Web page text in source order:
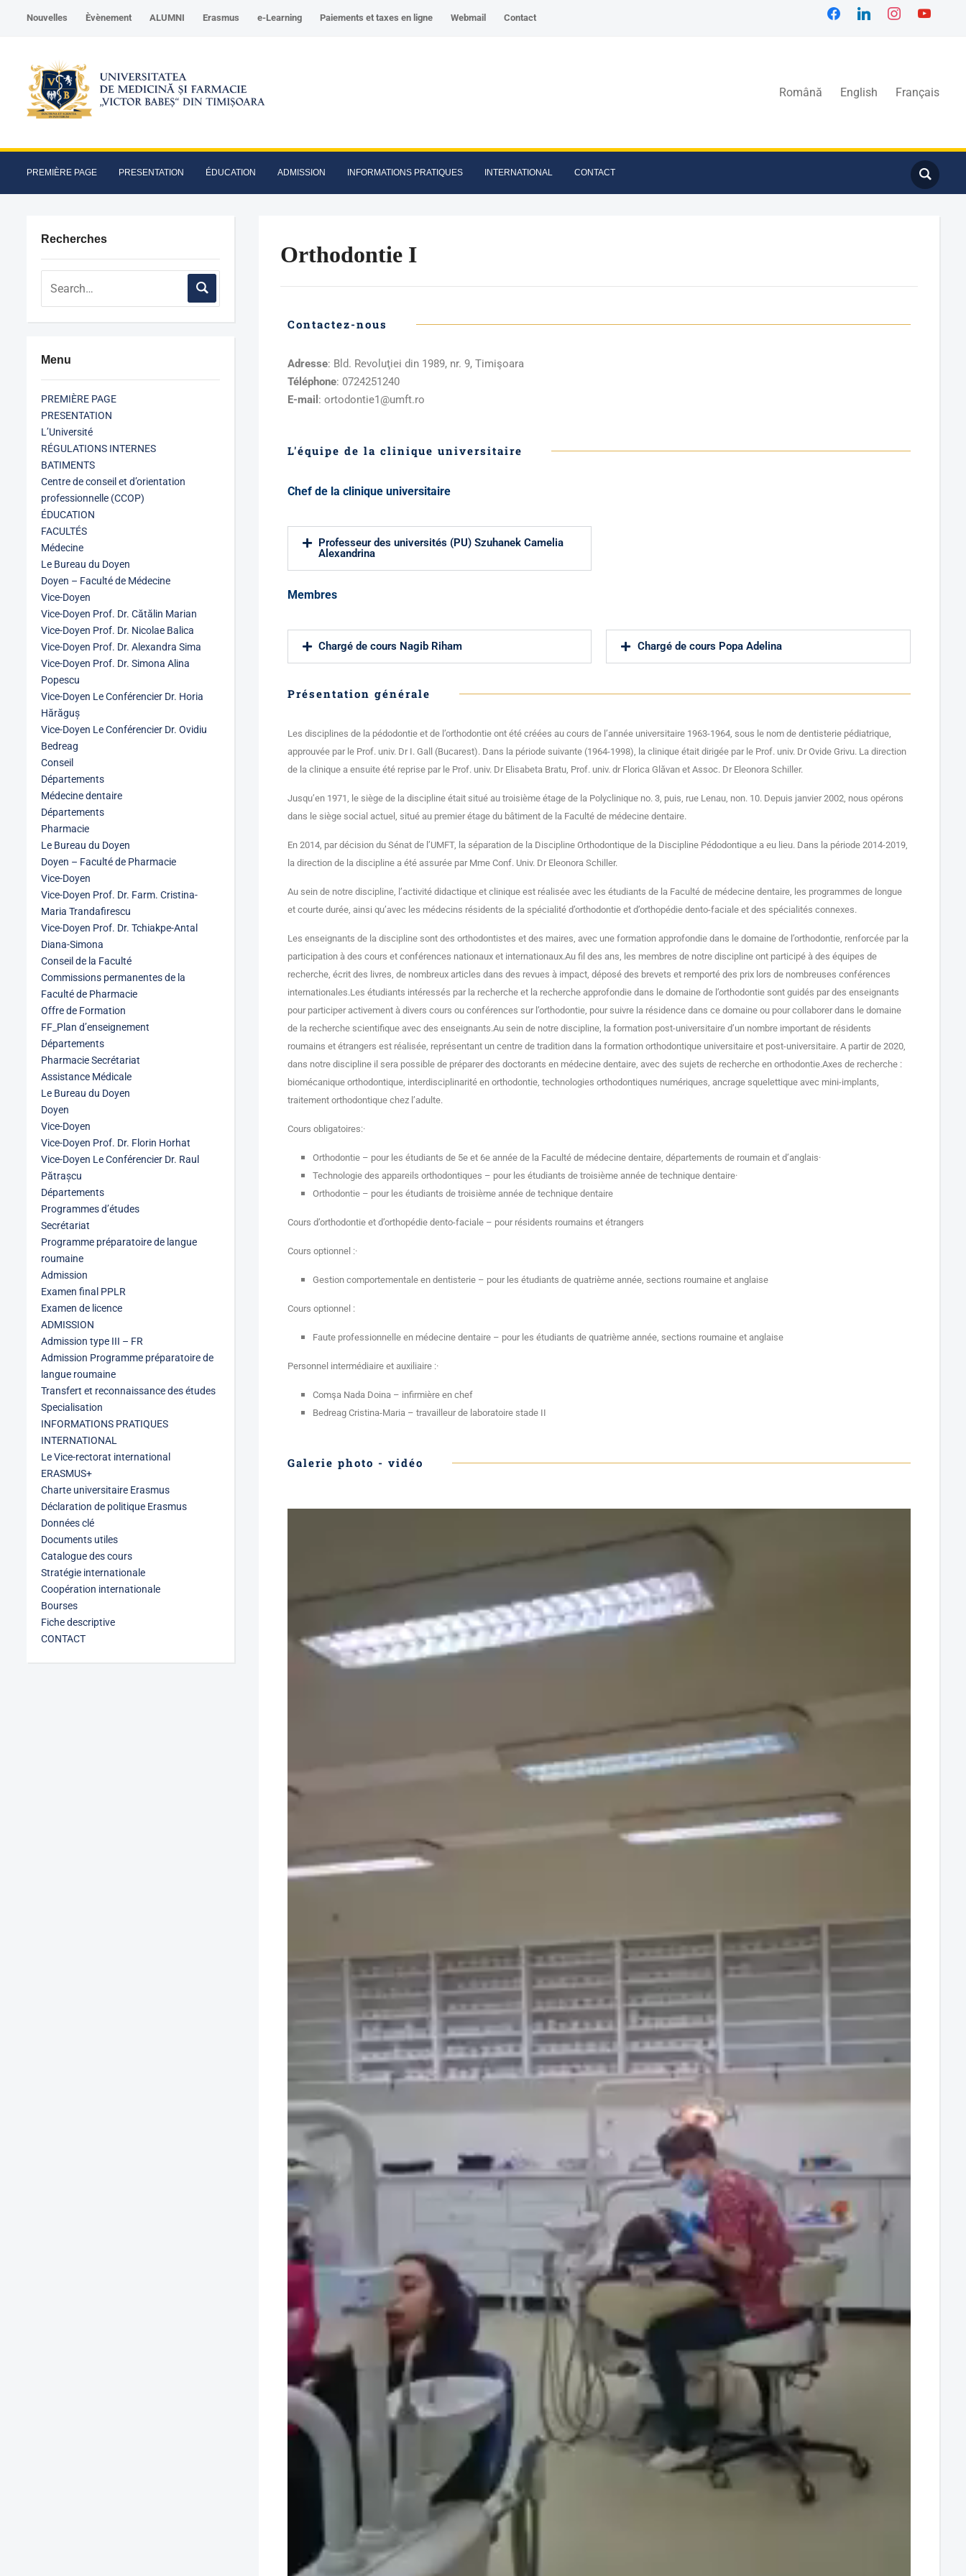
Nouvelles Èvènement ALUMNI Erasmus e-Learning Paiements et taxes en ligne Webmail Contact
Română English Français
PREMIÈRE PAGE PRESENTATION ÉDUCATION ADMISSION INFORMATIONS PRATIQUES INTERNATIONAL CONTACT
Recherches
Menu
PREMIÈRE PAGE
PRESENTATION
L’Université
RÉGULATIONS INTERNES
BATIMENTS
Centre de conseil et d’orientation
professionnelle (CCOP)
ÉDUCATION
FACULTÉS
Médecine
Le Bureau du Doyen
Doyen – Faculté de Médecine
Vice-Doyen
Vice-Doyen Prof. Dr. Cătălin Marian
Vice-Doyen Prof. Dr. Nicolae Balica
Vice-Doyen Prof. Dr. Alexandra Sima
Vice-Doyen Prof. Dr. Simona Alina
Popescu
Vice-Doyen Le Conférencier Dr. Horia
Hărăguș
Vice-Doyen Le Conférencier Dr. Ovidiu
Bedreag
Conseil
Départements
Médecine dentaire
Départements
Pharmacie
Le Bureau du Doyen
Doyen – Faculté de Pharmacie
Vice-Doyen
Vice-Doyen Prof. Dr. Farm. Cristina-
Maria Trandafirescu
Vice-Doyen Prof. Dr. Tchiakpe-Antal
Diana-Simona
Conseil de la Faculté
Commissions permanentes de la
Faculté de Pharmacie
Offre de Formation
FF_Plan d’enseignement
Départements
Pharmacie Secrétariat
Assistance Médicale
Le Bureau du Doyen
Doyen
Vice-Doyen
Vice-Doyen Prof. Dr. Florin Horhat
Vice-Doyen Le Conférencier Dr. Raul
Pătrașcu
Départements
Programmes d’études
Secrétariat
Programme préparatoire de langue
roumaine
Admission
Examen final PPLR
Examen de licence
ADMISSION
Admission type III – FR
Admission Programme préparatoire de
langue roumaine
Transfert et reconnaissance des études
Specialisation
INFORMATIONS PRATIQUES
INTERNATIONAL
Le Vice-rectorat international
ERASMUS+
Charte universitaire Erasmus
Déclaration de politique Erasmus
Données clé
Documents utiles
Catalogue des cours
Stratégie internationale
Coopération internationale
Bourses
Fiche descriptive
CONTACT
Orthodontie I
Contactez-nous
Adresse: Bld. Revoluţiei din 1989, nr. 9, Timişoara
Téléphone: 0724251240
E-mail : ortodontie1@umft.ro
L'équipe de la clinique universitaire
Chef de la clinique universitaire
Professeur des universités (PU) Szuhanek Camelia
Alexandrina
Membres
Chargé de cours Nagib Riham Chargé de cours Popa Adelina
Présentation générale
Les disciplines de la pédodontie et de l’orthodontie ont été créées au cours de l’année universitaire 1963-1964, sous le nom de dentisterie pédiatrique,
approuvée par le Prof. univ. Dr I. Gall (Bucarest). Dans la période suivante (1964-1998), la clinique était dirigée par le Prof. univ. Dr Ovide Grivu. La direction
de la clinique a ensuite été reprise par le Prof. univ. Dr Elisabeta Bratu, Prof. univ. dr Florica Glăvan et Assoc. Dr Eleonora Schiller.
Jusqu’en 1971, le siège de la discipline était situé au troisième étage de la Polyclinique no. 3, puis, rue Lenau, non. 10. Depuis janvier 2002, nous opérons
dans le siège social actuel, situé au premier étage du bâtiment de la Faculté de médecine dentaire.
En 2014, par décision du Sénat de l’UMFT, la séparation de la Discipline Orthodontique de la Discipline Pédodontique a eu lieu. Dans la période 2014-2019,
la direction de la discipline a été assurée par Mme Conf. Univ. Dr Eleonora Schiller.
Au sein de notre discipline, l’activité didactique et clinique est réalisée avec les étudiants de la Faculté de médecine dentaire, les programmes de longue
et courte durée, ainsi qu’avec les médecins résidents de la spécialité d’orthodontie et d’orthopédie dento-faciale et des spécialités connexes.
Les enseignants de la discipline sont des orthodontistes et des maires, avec une formation approfondie dans le domaine de l’orthodontie, renforcée par la
participation à des cours et conférences nationaux et internationaux.Au fil des ans, les membres de notre discipline ont participé à des équipes de
recherche, écrit des livres, de nombreux articles dans des revues à impact, déposé des brevets et remporté des prix lors de nombreuses conférences
internationales.Les étudiants intéressés par la recherche et la recherche approfondie dans le domaine de l’orthodontie sont guidés par des enseignants
pour participer activement à divers cours ou conférences sur l’orthodontie, pour suivre la résidence dans ce domaine ou pour collaborer dans le domaine
de la recherche scientifique avec des enseignants.Au sein de notre discipline, la formation post-universitaire d’un nombre important de résidents
roumains et étrangers est réalisée, représentant un centre de tradition dans la formation orthodontique universitaire et post-universitaire. A partir de 2020,
dans notre discipline il sera possible de préparer des doctorants en médecine dentaire, avec des sujets de recherche en orthodontie.Axes de recherche :
biomécanique orthodontique, interdisciplinarité en orthodontie, technologies orthodontiques numériques, ancrage squelettique avec mini-implants,
traitement orthodontique chez l’adulte.
Cours obligatoires:·
Orthodontie – pour les étudiants de 5e et 6e année de la Faculté de médecine dentaire, départements de roumain et d’anglais·
Technologie des appareils orthodontiques – pour les étudiants de troisième année de technique dentaire·
Orthodontie – pour les étudiants de troisième année de technique dentaire
Cours d’orthodontie et d’orthopédie dento-faciale – pour résidents roumains et étrangers
Cours optionnel :·
Gestion comportementale en dentisterie – pour les étudiants de quatrième année, sections roumaine et anglaise
Cours optionnel :
Faute professionnelle en médecine dentaire – pour les étudiants de quatrième année, sections roumaine et anglaise
Personnel intermédiaire et auxiliaire :·
Comşa Nada Doina – infirmière en chef
Bedreag Cristina-Maria – travailleur de laboratoire stade II
Galerie photo - vidéo